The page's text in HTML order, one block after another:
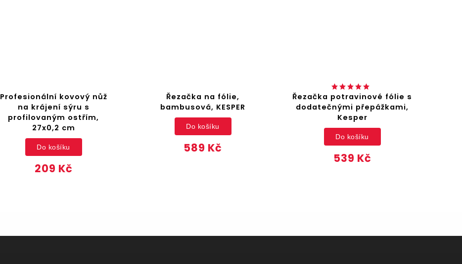
Profesionální kovový nůž
na krájení sýru s
profilovaným ostřím,
27x0,2 cm
209 Kč
Do košíku
Řezačka na fólie,
bambusová, KESPER
589 Kč
Do košíku
Řezačka potravinové fólie s
dodatečnými přepážkami,
Kesper
539 Kč
Do košíku